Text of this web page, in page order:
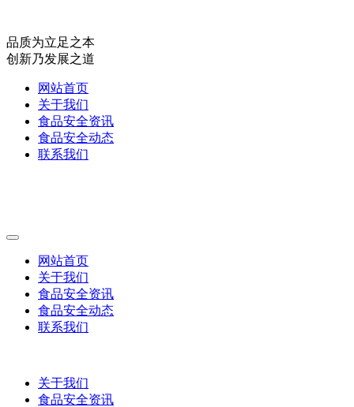
品质为立足之本
创新乃发展之道
网站首页
关于我们
食品安全资讯
食品安全动态
联系我们
网站首页
关于我们
食品安全资讯
食品安全动态
联系我们
关于我们
食品安全资讯